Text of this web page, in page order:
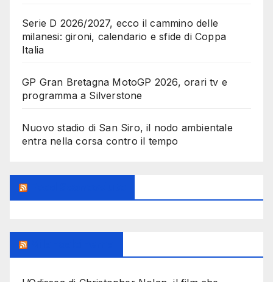
Serie D 2026/2027, ecco il cammino delle
milanesi: gironi, calendario e sfide di Coppa
Italia
GP Gran Bretagna MotoGP 2026, orari tv e
programma a Silverstone
Nuovo stadio di San Siro, il nodo ambientale
entra nella corsa contro il tempo